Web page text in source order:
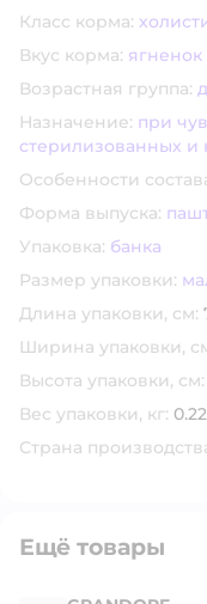
Класс корма:
Вкус корма: ягненок
Возрастная группа:
Назначение: при
стерилизованных и
Особенности
Форма выпуска:
Упаковка: банка
Размер упаковки:
Длина упаковки, см:
Ширина упаковки,
Высота упаковки, см:
Вес упаковки, кг:
Страна
Ещё товары